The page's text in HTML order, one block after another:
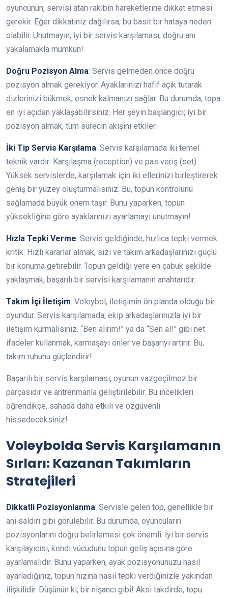
oyuncunun, servisi atan rakibin hareketlerine dikkat etmesi
gerekir. Eğer dikkatiniz dağılırsa, bu basit bir hataya neden
olabilir. Unutmayın, iyi bir servis karşılaması, doğru anı
yakalamakla mümkün!
Doğru Pozisyon Alma: Servis gelmeden önce doğru
pozisyon almak gerekiyor. Ayaklarınızı hafif açık tutarak
dizlerinizi bükmek, esnek kalmanızı sağlar. Bu durumda, topa
en iyi açıdan yaklaşabilirsiniz. Her şeyin başlangıcı; iyi bir
pozisyon almak, tüm sürecin akışını etkiler.
İki Tip Servis Karşılama: Servis karşılamada iki temel
teknik vardır: Karşılaşma (reception) ve pas veriş (set).
Yüksek servislerde, karşılamak için iki ellerinizi birleştirerek
geniş bir yüzey oluşturmalısınız. Bu, topun kontrolünü
sağlamada büyük önem taşır. Bunu yaparken, topun
yüksekliğine göre ayaklarınızı ayarlamayı unutmayın!
Hızla Tepki Verme: Servis geldiğinde, hızlıca tepki vermek
kritik. Hızlı kararlar almak, sizi ve takım arkadaşlarınızı güçlü
bir konuma getirebilir. Topun geldiği yere en çabuk şekilde
yaklaşmak, başarılı bir servisi karşılamanın anahtarıdır.
Takım İçi İletişim: Voleybol, iletişimin ön planda olduğu bir
oyundur. Servis karşılamada, ekip arkadaşlarınızla iyi bir
iletişim kurmalısınız. “Ben alırım!” ya da “Sen al!” gibi net
ifadeler kullanmak, karmaşayı önler ve başarıyı artırır. Bu,
takım ruhunu güçlendirir!
Başarılı bir servis karşılaması, oyunun vazgeçilmez bir
parçasıdır ve antrenmanla geliştirilebilir. Bu incelikleri
öğrendikçe, sahada daha etkili ve özgüvenli
hissedeceksiniz!
Voleybolda Servis Karşılamanın
Sırları: Kazanan Takımların
Stratejileri
Dikkatli Pozisyonlanma: Servisle gelen top, genellikle bir
ani saldırı gibi görülebilir. Bu durumda, oyuncuların
pozisyonlarını doğru belirlemesi çok önemli. İyi bir servis
karşılayıcısı, kendi vücudunu topun geliş açısına göre
ayarlamalıdır. Bunu yaparken, ayak pozisyonunuzu nasıl
ayarladığınız, topun hızına nasıl tepki verdiğinizle yakından
ilişkilidir. Düşünün ki, bir nişancı gibi! Aksi takdirde, topu